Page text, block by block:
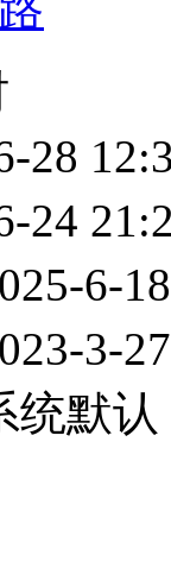
28
24
6-
3-
统默认